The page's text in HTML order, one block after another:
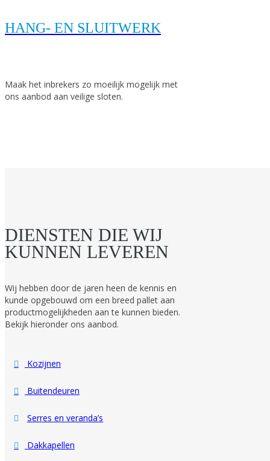
HANG- EN SLUITWERK
Maak het inbrekers zo moeilijk mogelijk met
ons aanbod aan veilige sloten.
DIENSTEN DIE WIJ
KUNNEN LEVEREN
Wij hebben door de jaren heen de kennis en
kunde opgebouwd om een breed pallet aan
productmogelijkheden aan te kunnen bieden.
Bekijk hieronder ons aanbod.
Kozijnen
Buitendeuren
Serres en veranda’s
Dakkapellen